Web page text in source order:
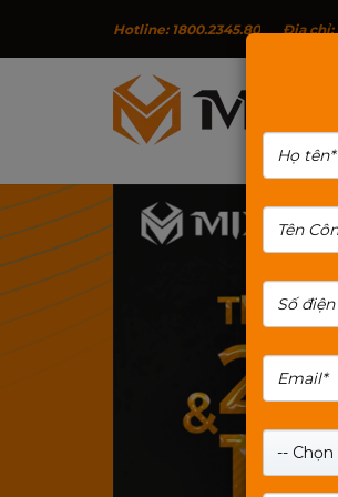
Hotline: 1800.2345.80 Địa chỉ:
TÌM KIẾM: THE-NHO-MIXIE-
-- Chọn